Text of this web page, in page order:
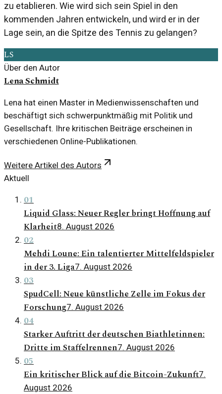
zu etablieren. Wie wird sich sein Spiel in den
kommenden Jahren entwickeln, und wird er in der
Lage sein, an die Spitze des Tennis zu gelangen?
LS
Über den Autor
Lena Schmidt
Lena hat einen Master in Medienwissenschaften und
beschäftigt sich schwerpunktmäßig mit Politik und
Gesellschaft. Ihre kritischen Beiträge erscheinen in
verschiedenen Online-Publikationen.
Weitere Artikel des Autors
Aktuell
01
Liquid Glass: Neuer Regler bringt Hoffnung auf
Klarheit8. August 2026
02
Mehdi Loune: Ein talentierter Mittelfeldspieler
in der 3. Liga7. August 2026
03
SpudCell: Neue künstliche Zelle im Fokus der
Forschung7. August 2026
04
Starker Auftritt der deutschen Biathletinnen:
Dritte im Staffelrennen7. August 2026
05
Ein kritischer Blick auf die Bitcoin-Zukunft7.
August 2026